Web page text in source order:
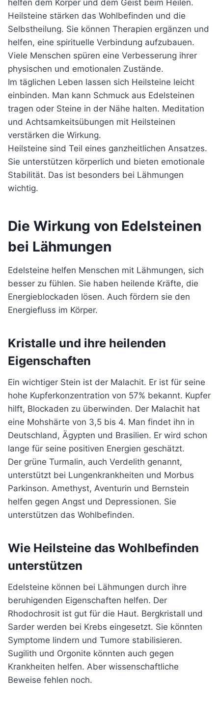
helfen dem Körper und dem Geist beim Heilen.
Heilsteine stärken das Wohlbefinden und die
Selbstheilung. Sie können Therapien ergänzen und
helfen, eine spirituelle Verbindung aufzubauen.
Viele Menschen spüren eine Verbesserung ihrer
physischen und emotionalen Zustände.
Im täglichen Leben lassen sich Heilsteine leicht
einbinden. Man kann Schmuck aus Edelsteinen
tragen oder Steine in der Nähe halten. Meditation
und Achtsamkeitsübungen mit Heilsteinen
verstärken die Wirkung.
Heilsteine sind Teil eines ganzheitlichen Ansatzes.
Sie unterstützen körperlich und bieten emotionale
Stabilität. Das ist besonders bei Lähmungen
wichtig.
Die Wirkung von Edelsteinen
bei Lähmungen
Edelsteine helfen Menschen mit Lähmungen, sich
besser zu fühlen. Sie haben heilende Kräfte, die
Energieblockaden lösen. Auch fördern sie den
Energiefluss im Körper.
Kristalle und ihre heilenden
Eigenschaften
Ein wichtiger Stein ist der Malachit. Er ist für seine
hohe Kupferkonzentration von 57% bekannt. Kupfer
hilft, Blockaden zu überwinden. Der Malachit hat
eine Mohshärte von 3,5 bis 4. Man findet ihn in
Deutschland, Ägypten und Brasilien. Er wird schon
lange für seine positiven Energien geschätzt.
Der grüne Turmalin, auch Verdelith genannt,
unterstützt bei Lungenkrankheiten und Morbus
Parkinson. Amethyst, Aventurin und Bernstein
helfen gegen Angst und Depressionen. Sie
unterstützen das Wohlbefinden.
Wie Heilsteine das Wohlbefinden
unterstützen
Edelsteine können bei Lähmungen durch ihre
beruhigenden Eigenschaften helfen. Der
Rhodochrosit ist gut für die Haut. Bergkristall und
Sarder werden bei Krebs eingesetzt. Sie könnten
Symptome lindern und Tumore stabilisieren.
Sugilith und Orgonite könnten auch gegen
Krankheiten helfen. Aber wissenschaftliche
Beweise fehlen noch.